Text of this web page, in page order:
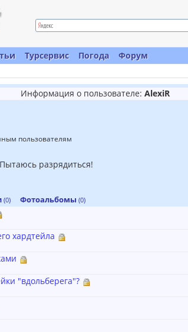
Турсервис Погода Форум
Информация о пользователе: AlexiR
пользователям
разрядиться!
(0) Фотоальбомы (0)
хардтейла
"вдольберега"?